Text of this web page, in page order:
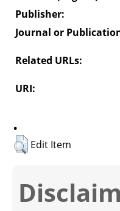
Publisher:
Journal or
Related URLs:
URI:
.
Edit Item